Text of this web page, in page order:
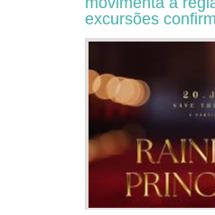
excursões